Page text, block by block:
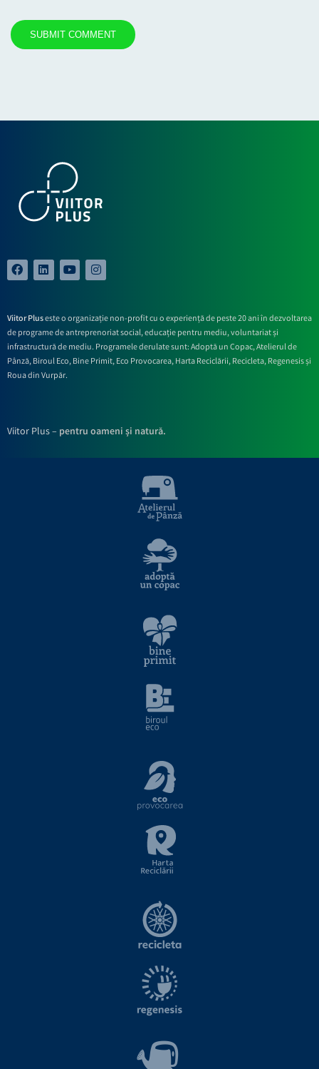
Viitor Pluseste o organizație non-profit cu o experiență de peste 20 ani în dezvoltarea
de programe de antreprenoriat social, educație pentru mediu, voluntariat și
infrastructură de mediu. Programele derulate sunt: Adoptă un Copac, Atelierul de
Pânză,Biroul Eco,Bine Primit,Eco Provocarea,Harta Reciclării,Recicleta, Regenesis și
Roua din Vurpăr.
Viitor Plus – pentru oameni și natură.